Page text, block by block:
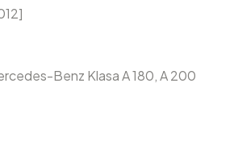
Benz Klasa A 180, A 200